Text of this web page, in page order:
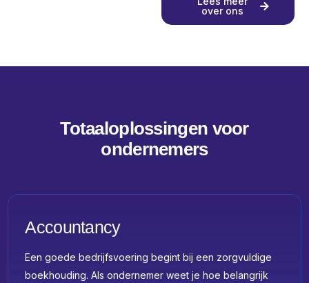
over ons
Totaaloplossingen voor
ondernemers
Accountancy
Een goede bedrijfsvoering begint bij een zorgvuldige
boekhouding. Als ondernemer weet je hoe belangrijk